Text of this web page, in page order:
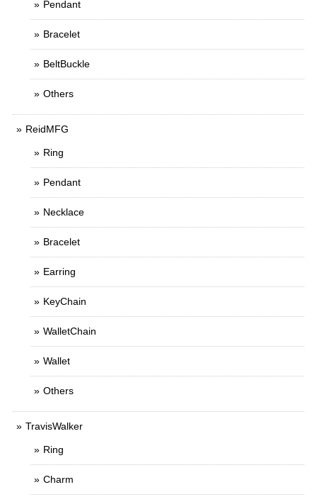
Pendant
Bracelet
BeltBuckle
Others
ReidMFG
Ring
Pendant
Necklace
Bracelet
Earring
KeyChain
WalletChain
Wallet
Others
TravisWalker
Ring
Charm